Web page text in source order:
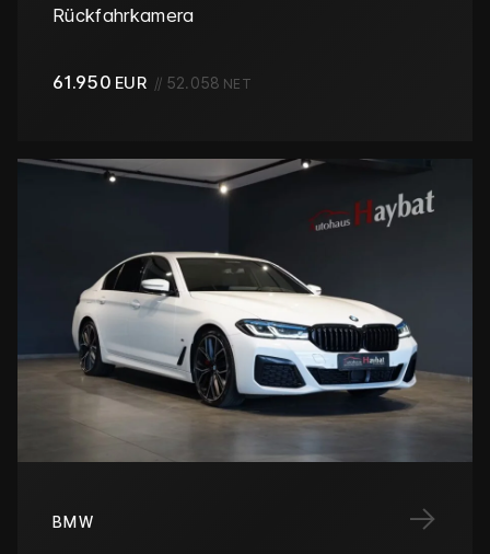
Rückfahrkamera
61.950 EUR // 52.058 NET
→
BMW